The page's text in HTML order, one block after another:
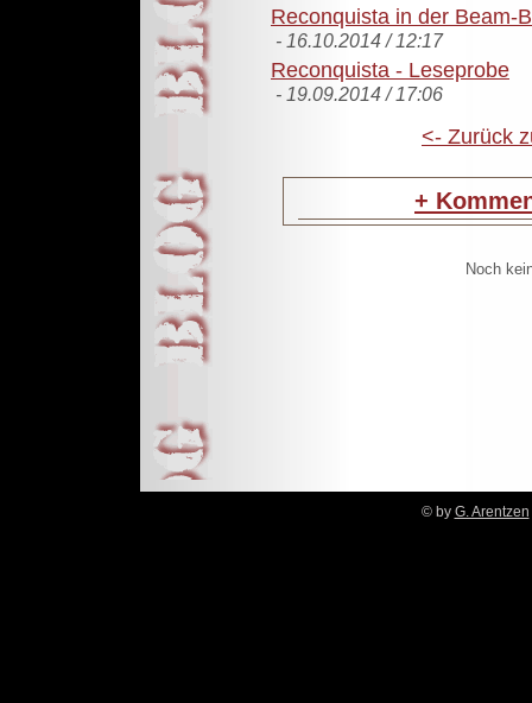
Reconquista in der Beam-
- 16.10.2014 / 12:17
Reconquista - Leseprobe
- 19.09.2014 / 17:06
<- Zurück
+
Noch
© by G. Arentzen